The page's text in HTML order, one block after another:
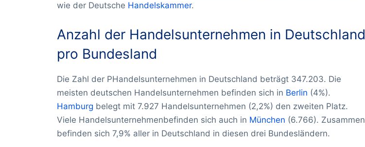
wie der Deutsche Handelskammer.
Anzahl der Handelsunternehmen in Deutschland
pro Bundesland
Die Zahl der PHandelsunternehmen in Deutschland beträgt 347.203. Die
meisten deutschen Handelsunternehmen befinden sich in Berlin (4%).
Hamburg belegt mit 7.927 Handelsunternehmen (2,2%) den zweiten Platz.
Viele Handelsunternehmenbefinden sich auch in München (6.766). Zusammen
befinden sich 7,9% aller in Deutschland in diesen drei Bundesländern.